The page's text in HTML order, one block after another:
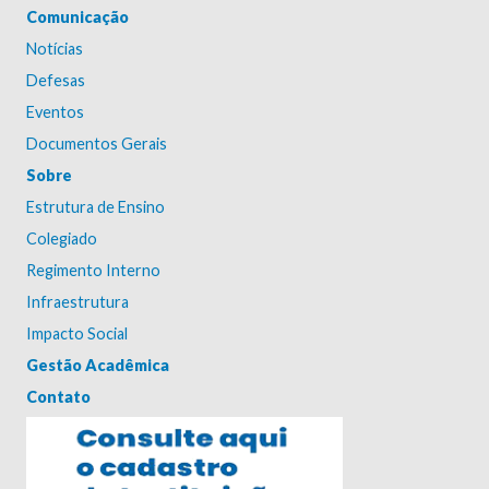
Comunicação
Notícias
Defesas
Eventos
Documentos Gerais
Sobre
Estrutura de Ensino
Colegiado
Regimento Interno
Infraestrutura
Impacto Social
Gestão Acadêmica
Contato